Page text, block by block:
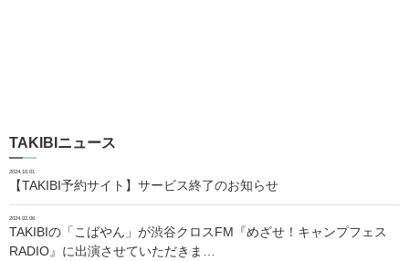
TAKIBIニュース
2024.10.01
【TAKIBI予約サイト】サービス終了のお知らせ
2024.02.06
TAKIBIの「こばやん」が渋谷クロスFM『めざせ！キャンプフェス
RADIO』に出演させていただきま…